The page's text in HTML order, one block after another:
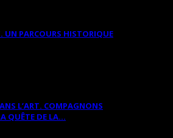
UN PARCOURS HISTORIQUE
L’ART. COMPAGNONS
QUÊTE DE LA...